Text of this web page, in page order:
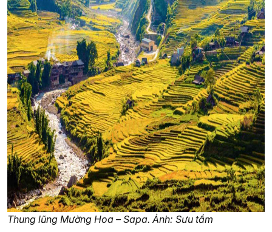
Thung lũng Mường Hoa – Sapa. Ảnh: Sưu tầm